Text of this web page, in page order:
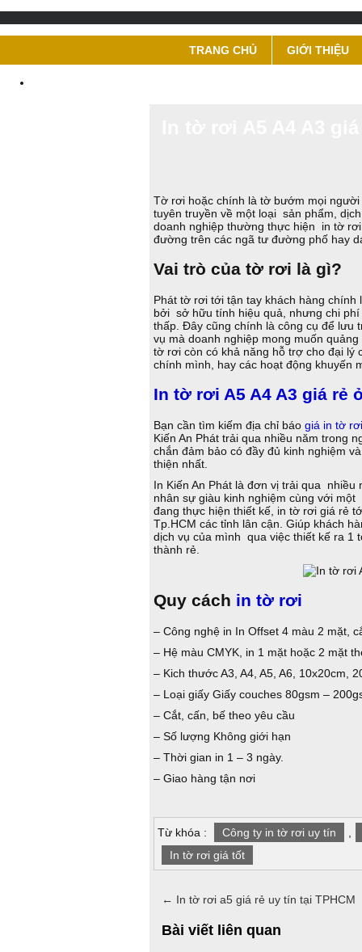
TRANG CHỦ GIỚI THIỆU
Tờ rơi hoặc chính là tờ bướm mọi
tuyên truyền về một loại sản phẩm,
doanh nghiệp thường thực hiện in tờ
đường trên các ngã tư đường phố hay
Vai trò của tờ rơi là gì?
Phát tờ rơi tới tận tay khách hàng
bởi sở hữu tính hiệu quả, nhưng chi
thấp. Đây cũng chính là công cụ để lưu
vụ mà doanh nghiệp mong muốn
tờ rơi còn có khả năng hỗ trợ cho đại lý
chính mình, hay các hoạt động khuyến
In tờ rơi A5 A4 A3 giá rẻ
Bạn cần tìm kiếm địa chỉ báo giá in tờ
Kiến An Phát trải qua nhiều năm trong
chắn đảm bảo có đầy đủ kinh nghiệm
thiện nhất.
In Kiến An Phát là đơn vị trải qua nhiều
nhân sự giàu kinh nghiệm cùng với
đang thực hiện thiết kế, in tờ rơi giá rẻ
Tp.HCM các tỉnh lân cận. Giúp khách
dịch vụ của mình qua việc thiết kế ra 1
thành rẻ.
Quy cách in tờ rơi
– Công nghệ in In Offset 4 màu 2 mặt,
– Hệ màu CMYK, in 1 mặt hoặc 2 mặt
– Kich thước A3, A4, A5, A6, 10x20cm,
– Loại giấy Giấy couches 80gsm –
– Cắt, cấn, bế theo yêu cầu
– Số lượng Không giới hạn
– Thời gian in 1 – 3 ngày.
– Giao hàng tận nơi
Từ khóa : Công ty in tờ rơi uy tín
In tờ rơi giá tốt
← In tờ rơi a5 giá rẻ uy tín tại TPHCM
Bài viết liên quan